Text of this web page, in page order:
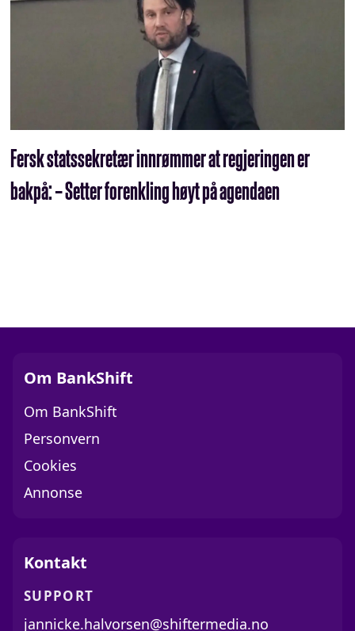
Fersk statssekretær innrømmer at regjeringen er
bakpå: – Setter forenkling høyt på agendaen
Om BankShift
Om BankShift
Personvern
Cookies
Annonse
Kontakt
SUPPORT
jannicke.halvorsen@shiftermedia.no